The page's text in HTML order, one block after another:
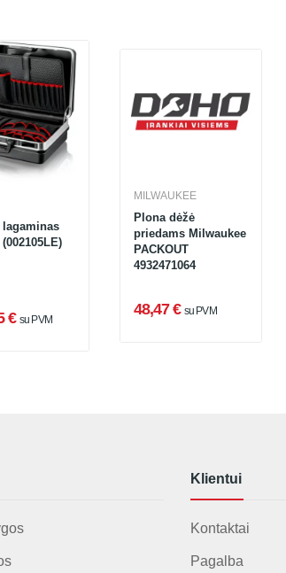
lagaminas
€ su PVM
MILWAUKEE
Plona dėžė
priedams Milwaukee
PACKOUT
4932471064
48,47 € su PVM
Klientui
Kontaktai
Pagalba